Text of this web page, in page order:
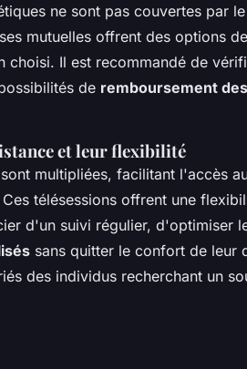
ne sont pas couvertes par
mutuelles offrent des options
choisi. Il est recommandé de
de remboursement
et leur flexibilité
multipliées, facilitant l'accès
télésessions offrent une
d'un suivi régulier, d'optimiser
sans quitter le confort de leur
des individus recherchant un